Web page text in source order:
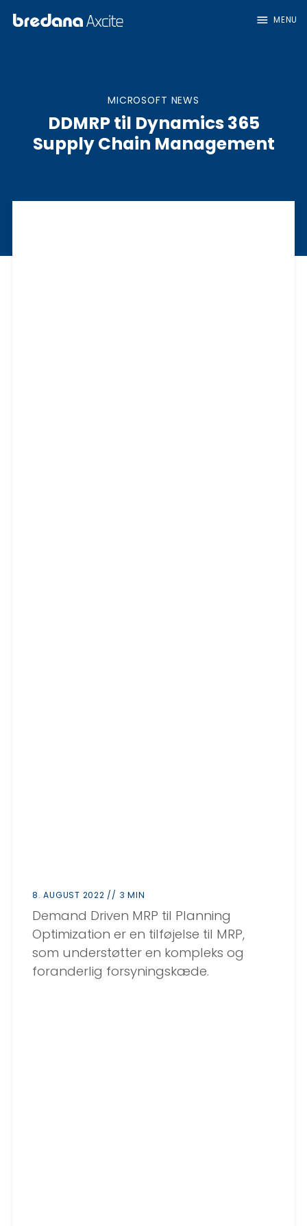
menu MENU
MICROSOFT NEWS
DDMRP til Dynamics 365
Supply Chain Management
8. AUGUST 2022 // 3 MIN
Demand Driven MRP til Planning
Optimization er en tilføjelse til MRP,
som understøtter en kompleks og
foranderlig forsyningskæde.